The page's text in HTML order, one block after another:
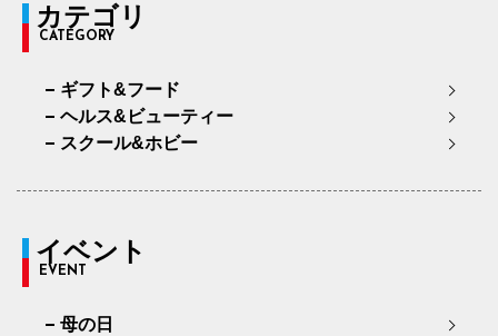
カテゴリ
CATEGORY
ギフト&フード
ヘルス&ビューティー
スクール&ホビー
イベント
EVENT
母の日